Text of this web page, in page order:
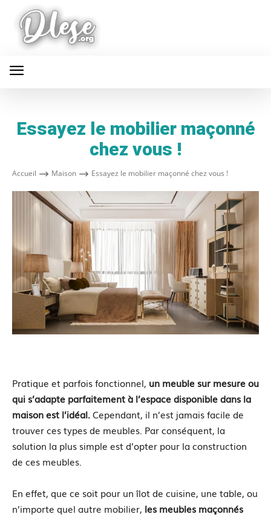
Essayez le mobilier maçonné
chez vous !
Accueil Maison Essayez le mobilier maçonné chez vous !
Pratique et parfois fonctionnel, un meuble sur mesure ou
qui s’adapte parfaitement à l’espace disponible dans la
maison est l’idéal.Cependant, il n’est jamais facile de
trouver ces types de meubles. Par conséquent, la
solution la plus simple est d’opter pour la construction
de ces meubles.
En effet, que ce soit pour un îlot de cuisine, une table, ou
n’importe quel autre mobilier, les meubles maçonnés